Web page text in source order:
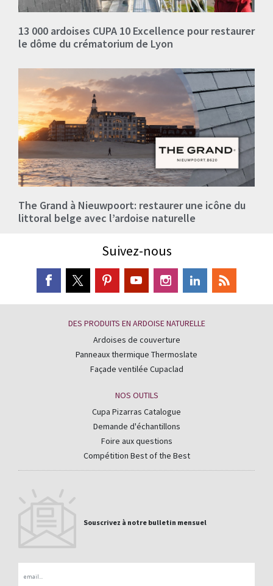
13 000 ardoises CUPA 10 Excellence pour restaurer
le dôme du crématorium de Lyon
The Grand à Nieuwpoort: restaurer une icône du
littoral belge avec l’ardoise naturelle
Suivez-nous
DES PRODUITS EN ARDOISE NATURELLE
Ardoises de couverture
Panneaux thermique Thermoslate
Façade ventilée Cupaclad
NOS OUTILS
Cupa Pizarras Catalogue
Demande d'échantillons
Foire aux questions
Compétition Best of the Best
Souscrivez à notre bulletin mensuel